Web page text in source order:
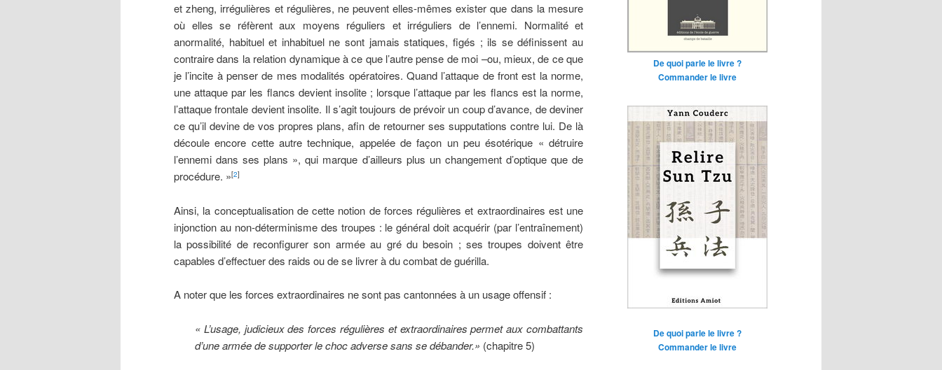
et zheng, irrégulières et régulières, ne peuvent elles-mêmes exister que dans la mesure
où elles se réfèrent aux moyens réguliers et irréguliers de l’ennemi. Normalité et
anormalité, habituel et inhabituel ne sont jamais statiques, figés ; ils se définissent au
contraire dans la relation dynamique à ce que l’autre pense de moi –ou, mieux, de ce que
je l’incite à penser de mes modalités opératoires. Quand l’attaque de front est la norme,
une attaque par les flancs devient insolite ; lorsque l’attaque par les flancs est la norme,
l’attaque frontale devient insolite. Il s’agit toujours de prévoir un coup d’avance, de deviner
ce qu’il devine de vos propres plans, afin de retourner ses supputations contre lui. De là
découle encore cette autre technique, appelée de façon un peu ésotérique « détruire
l’ennemi dans ses plans », qui marque d’ailleurs plus un changement d’optique que de
procédure. »[2]
Ainsi, la conceptualisation de cette notion de forces régulières et extraordinaires est une
injonction au non-déterminisme des troupes : le général doit acquérir (par l’entraînement)
la possibilité de reconfigurer son armée au gré du besoin ; ses troupes doivent être
capables d’effectuer des raids ou de se livrer à du combat de guérilla.
A noter que les forces extraordinaires ne sont pas cantonnées à un usage offensif :
« L’usage, judicieux des forces régulières et extraordinaires permet aux combattants
d’une armée de supporter le choc adverse sans se débander.» (chapitre 5)
De quoi parle le livre ?
Commander le livre
De quoi parle le livre ?
Commander le livre